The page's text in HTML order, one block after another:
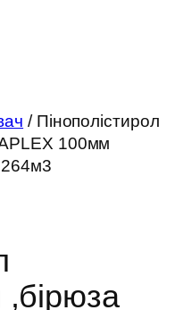
/ Пінополістирол
100мм
,бірюза